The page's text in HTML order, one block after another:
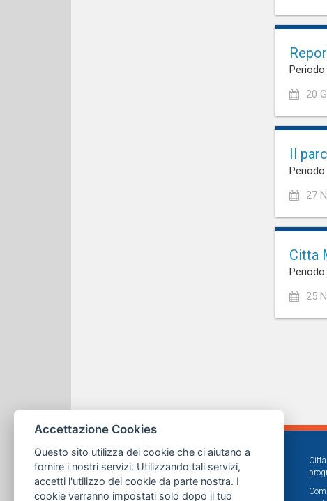
20
Il
27
Citta
25
Accettazione Cookies
Questo sito utilizza dei cookie che ci aiutano a
fornire i nostri servizi. Utilizzando tali servizi,
accetti l'utilizzo dei cookie da parte nostra. I
cookie verranno impostati solo dopo il tuo